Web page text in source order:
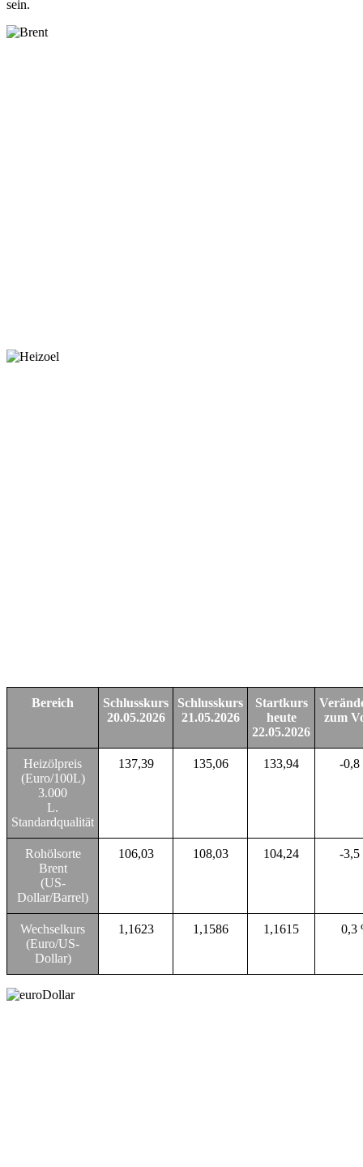
sein.
Bereich
Schlusskurs
20.05.2026
Schlusskurs
21.05.2026
Startkurs
heute
22.05.2026
zum
Heizölpreis
(Euro/100L)
3.000
L.
Standardqualität
137,39 135,06 133,94 -0,8
Rohölsorte
Brent
(US-
Dollar/Barrel)
106,03 108,03 104,24 -3,5
Wechselkurs
(Euro/US-
Dollar)
1,1623 1,1586 1,1615 0,3